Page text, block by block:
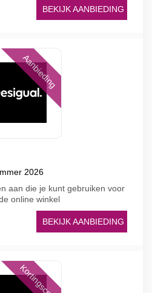
BEKIJK AANBIEDING
Aanbieding
2026
aan die je kunt gebruiken voor
online winkel
BEKIJK AANBIEDING
Kortingscode